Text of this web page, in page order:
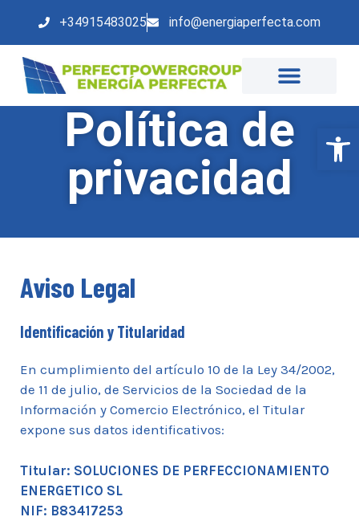
+34915483025 info@energiaperfecta.com
Política de
privacidad
Aviso Legal
Identificación y Titularidad
En cumplimiento del artículo 10 de la Ley 34/2002,
de 11 de julio, de Servicios de la Sociedad de la
Información y Comercio Electrónico, el Titular
expone sus datos identificativos:
Titular: SOLUCIONES DE PERFECCIONAMIENTO
ENERGETICO SL
NIF: B83417253